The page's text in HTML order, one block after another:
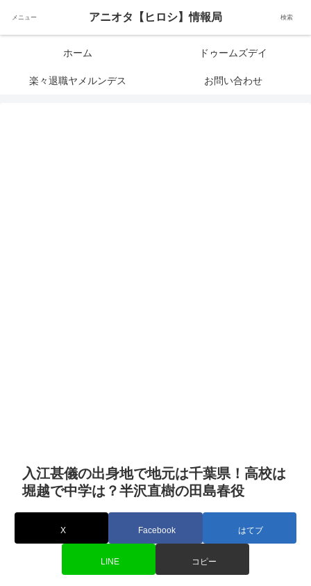
アニメオタクで元サラリーマンの独自な目線から、おすすめなどの紹介や気に
ホーム ドゥームズデイ
楽々退職ヤメルンデス お問い合わせ
入江甚儀の出身地で地元は千葉県！高校は
堀越で中学は？半沢直樹の田島春役
X Facebook はてブ
LINE コピー
メニュー アニオタ【ヒロシ】情報局 検索